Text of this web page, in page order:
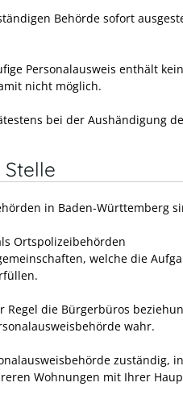
Behörde sofort
Personalausweis enthält
nicht möglich.
bei der Aushändigung
in Baden-Württemberg
Ortspolizeibehörden
welche die
Regel die Bürgerbüros
wahr.
zuständig,
Wohnungen mit Ihrer